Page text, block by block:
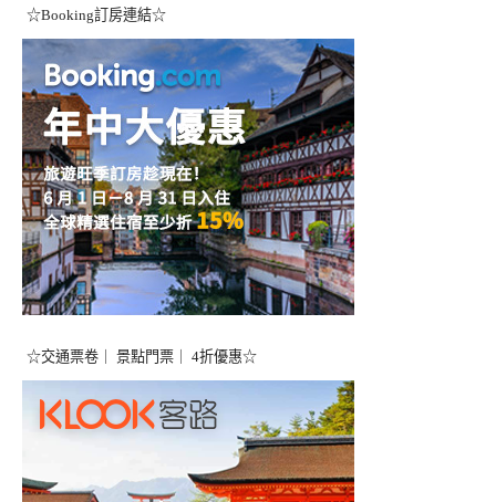
☆Booking訂房連結☆
☆交通票卷｜ 景點門票｜ 4折優惠☆